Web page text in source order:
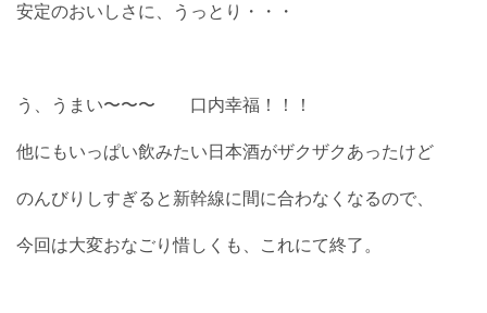
安定のおいしさに、うっとり・・・
う、うまい〜〜〜 口内幸福！！！
他にもいっぱい飲みたい日本酒がザクザクあったけど
のんびりしすぎると新幹線に間に合わなくなるので、
今回は大変おなごり惜しくも、これにて終了。